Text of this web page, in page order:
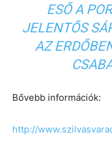
ESŐ A
JELENTŐS
AZ
Bővebb információk:
http://